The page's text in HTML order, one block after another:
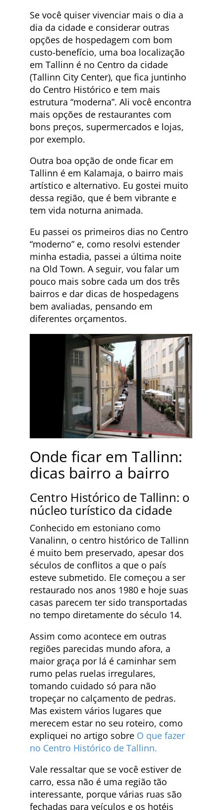
Se você quiser vivenciar mais o dia a
dia da cidade e considerar outras
opções de hospedagem com bom
custo-benefício, uma boa localização
em Tallinn é no Centro da cidade
(Tallinn City Center), que fica juntinho
do Centro Histórico e tem mais
estrutura “moderna”. Ali você encontra
mais opções de restaurantes com
bons preços, supermercados e lojas,
por exemplo.
Outra boa opção de onde ficar em
Tallinn é em Kalamaja, o bairro mais
artístico e alternativo. Eu gostei muito
dessa região, que é bem vibrante e
tem vida noturna animada.
Eu passei os primeiros dias no Centro
“moderno” e, como resolvi estender
minha estadia, passei a última noite
na Old Town. A seguir, vou falar um
pouco mais sobre cada um dos três
bairros e dar dicas de hospedagens
bem avaliadas, pensando em
diferentes orçamentos.
Onde ficar em Tallinn:
dicas bairro a bairro
Centro Histórico de Tallinn: o
núcleo turístico da cidade
Conhecido em estoniano como
Vanalinn, o centro histórico de Tallinn
é muito bem preservado, apesar dos
séculos de conflitos a que o país
esteve submetido. Ele começou a ser
restaurado nos anos 1980 e hoje suas
casas parecem ter sido transportadas
no tempo diretamente do século 14.
Assim como acontece em outras
regiões parecidas mundo afora, a
maior graça por lá é caminhar sem
rumo pelas ruelas irregulares,
tomando cuidado só para não
tropeçar no calçamento de pedras.
Mas existem vários lugares que
merecem estar no seu roteiro, como
expliquei no artigo sobre O que fazer
no Centro Histórico de Tallinn.
Vale ressaltar que se você estiver de
carro, essa não é uma região tão
interessante, porque várias ruas são
fechadas para veículos e os hotéis